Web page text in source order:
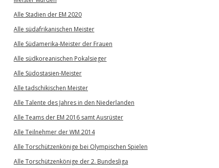
Alle Stadien der EM 2020
Alle südafrikanischen Meister
Alle Südamerika-Meister der Frauen
Alle südkoreanischen Pokalsieger
Alle Südostasien-Meister
Alle tadschikischen Meister
Alle Talente des Jahres in den Niederlanden
Alle Teams der EM 2016 samt Ausrüster
Alle Teilnehmer der WM 2014
Alle Torschützenkönige bei Olympischen Spielen
Alle Torschützenkönige der 2. Bundesliga